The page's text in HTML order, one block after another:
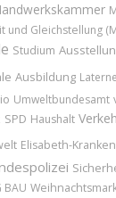
und Gleichstellung
Studium
Ausbildung
Umweltbundesamt
SPD Haushalt
Elisabeth-
BAU